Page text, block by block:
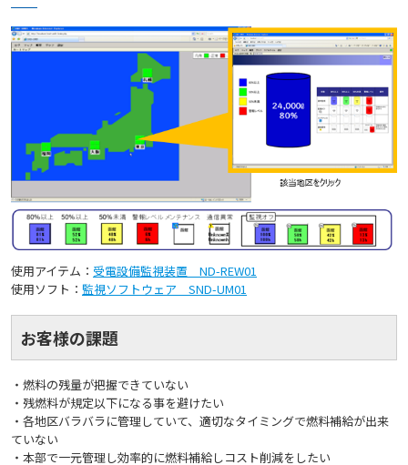
使用アイテム： 受電設備監視装置 ND-REW01
使用ソフト： 監視ソフトウェア SND-UM01
お客様の課題
・燃料の残量が把握できていない
・残燃料が規定以下になる事を避けたい
・各地区バラバラに管理していて、適切なタイミングで燃料補給が出来
ていない
・本部で一元管理し効率的に燃料補給しコスト削減をしたい